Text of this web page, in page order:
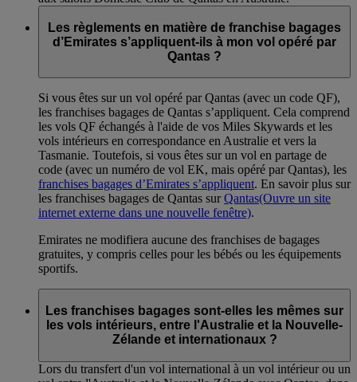
Les règlements en matière de franchise bagages
d’Emirates s’appliquent-ils à mon vol opéré par
Qantas ?
Si vous êtes sur un vol opéré par Qantas (avec un code QF),
les franchises bagages de Qantas s’appliquent. Cela comprend
les vols QF échangés à l'aide de vos Miles Skywards et les
vols intérieurs en correspondance en Australie et vers la
Tasmanie. Toutefois, si vous êtes sur un vol en partage de
code (avec un numéro de vol EK, mais opéré par Qantas), les
franchises bagages d’Emirates s’appliquent. En savoir plus sur
les franchises bagages de Qantas surQantas(Ouvre un site
internet externe dans une nouvelle fenêtre).
Emirates ne modifiera aucune des franchises de bagages
gratuites, y compris celles pour les bébés ou les équipements
sportifs.
Les franchises bagages sont-elles les mêmes sur
les vols intérieurs, entre l'Australie et la Nouvelle-
Zélande et internationaux ?
Lors du transfert d'un vol international à un vol intérieur ou un